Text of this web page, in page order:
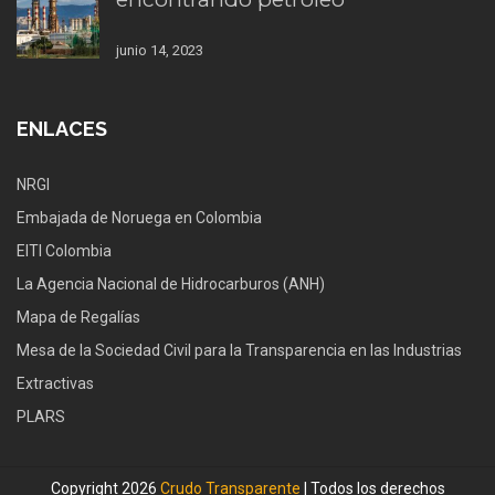
junio 14, 2023
ENLACES
NRGI
Embajada de Noruega en Colombia
EITI Colombia
La Agencia Nacional de Hidrocarburos (ANH)
Mapa de Regalías
Mesa de la Sociedad Civil para la Transparencia en las Industrias
Extractivas
PLARS
Copyright 2026 Crudo Transparente | Todos los derechos